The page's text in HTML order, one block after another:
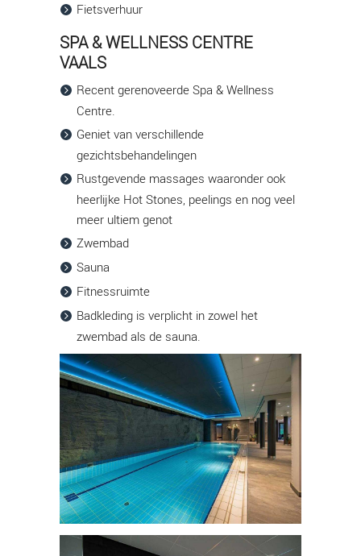
Fietsverhuur
SPA & WELLNESS CENTRE
VAALS
Recent gerenoveerde Spa & Wellness
Centre.
Geniet van verschillende
gezichtsbehandelingen
Rustgevende massages waaronder ook
heerlijke Hot Stones, peelings en nog veel
meer ultiem genot
Zwembad
Sauna
Fitnessruimte
Badkleding is verplicht in zowel het
zwembad als de sauna.